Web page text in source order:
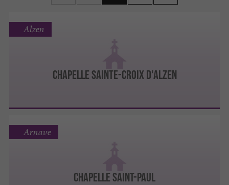
CHAPELLE SAINTE-CROIX D'ALZEN
Alzen
CHAPELLE SAINT-PAUL
Arnave